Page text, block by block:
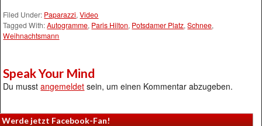
Filed Under: Paparazzi,Video
Tagged With:Autogramme, Paris Hilton, Potsdamer Platz,Schnee,
Weihnachtsmann
Speak Your Mind
Du musstangemeldet sein, um einen Kommentar abzugeben.
Werde jetzt Facebook-Fan!